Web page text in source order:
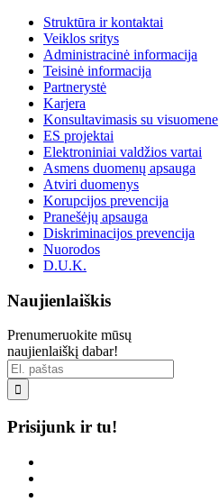
Struktūra ir kontaktai
Veiklos sritys
Administracinė informacija
Teisinė informacija
Partnerystė
Karjera
Konsultavimasis su visuomene
ES projektai
Elektroniniai valdžios vartai
Asmens duomenų apsauga
Atviri duomenys
Korupcijos prevencija
Pranešėjų apsauga
Diskriminacijos prevencija
Nuorodos
D.U.K.
Naujienlaiškis
Prenumeruokite mūsų
naujienlaiškį dabar!

Prisijunk ir tu!